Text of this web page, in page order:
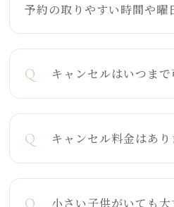
予約の取りやすい時間や曜
Q キャンセルはいつまで
Q キャンセル料金はあり
Q 小さい子供がいても大